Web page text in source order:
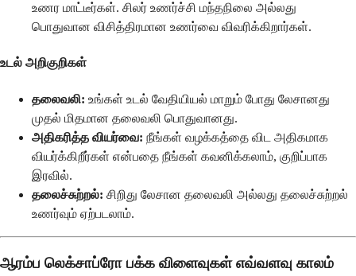
உணர மாட்டீர்கள். சிலர் உணர்ச்சி மந்தநிலை அல்லது
பொதுவான விசித்திரமான உணர்வை விவரிக்கிறார்கள்.
உடல் அறிகுறிகள்
தலைவலி: உங்கள் உடல் வேதியியல் மாறும் போது லேசானது
முதல் மிதமான தலைவலி பொதுவானது.
அதிகரித்த வியர்வை: நீங்கள் வழக்கத்தை விட அதிகமாக
வியர்க்கிறீர்கள் என்பதை நீங்கள் கவனிக்கலாம், குறிப்பாக
இரவில்.
தலைச்சுற்றல்: சிறிது லேசான தலைவலி அல்லது தலைச்சுற்றல்
உணர்வும் ஏற்படலாம்.
ஆரம்ப லெக்சாப்ரோ பக்க விளைவுகள் எவ்வளவு காலம்